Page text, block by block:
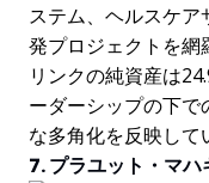
ステム、ヘルスケ
発プロジェクトを網
リンクの純資産は
ーダーシップの下
な多角化を反映して
7. プラユット・マハ